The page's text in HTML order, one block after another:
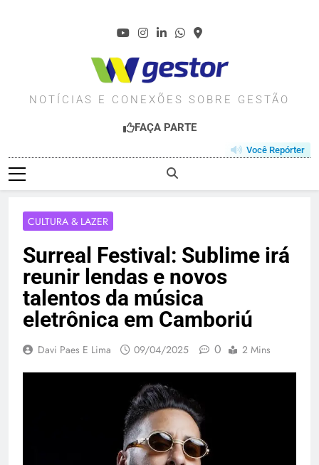
WGESTOR.COM.BR
NOTÍCIAS E CONEXÕES SOBRE GESTÃO
FAÇA PARTE
Você Repórter
CULTURA & LAZER
Surreal Festival: Sublime irá
reunir lendas e novos
talentos da música
eletrônica em Camboriú
Davi Paes E Lima 09/04/2025 0 2 Mins